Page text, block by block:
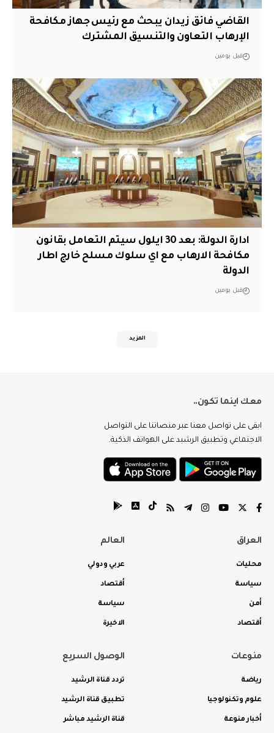
القاضي فائق زيدان يبحث مع رئيس جهاز مكافحة
الإرهاب التعاون والتنسيق المشترك
قبل يومين
ادارة الدولة: بعد 30 ايلول سيتم التعامل بقانون
مكافحة الارهاب مع اي سلوك مسلح خارج اطار
الدولة
قبل يومين
المزيد
معك اينما تكون..
ابقى على تواصل معنا عبر منصاتنا على التواصل
الاجتماعي وتطبيق الرشيد على الهواتف الذكية.
العراق
محليات
سياسة
أمن
أقتصاد
العالم
عربي ودولي
أقتصاد
سياسة
الاخيرة
منوعات
رياضة
علوم وتكنولوجيا
أخبار منوعة
الوصول السريع
تردد قناة الرشيد
تطبيق قناة الرشيد
قناة الرشيد مباشر